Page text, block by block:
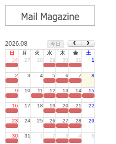
2026.08
今日
日
月 火 水 木 金
土
26
27 28 29 30 31 1
2 3 4 5 6 7 8
9 10 11 12 13 14 15
16 17 18 19 20 21 22
23 24 25 26 27 28 29
30 31 1 2 3 4 5